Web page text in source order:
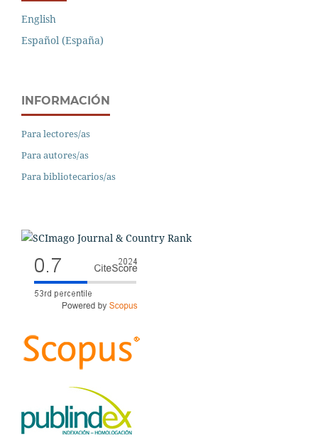
English
Español (España)
INFORMACIÓN
Para lectores/as
Para autores/as
Para bibliotecarios/as